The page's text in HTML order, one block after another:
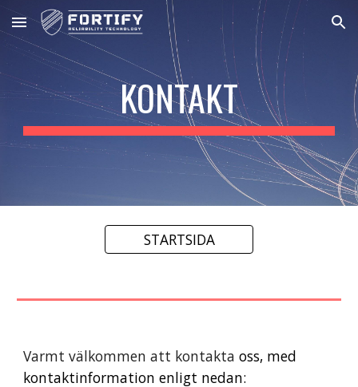
Skip to main content Skip to navigation
KONTAKT
STARTSIDA
Varmt välkommen att kontakta oss, med
kontaktinformation enligt nedan: